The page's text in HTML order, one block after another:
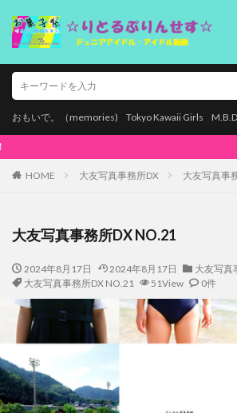
おもいで。（memories) Tokyo Kawaii Girls
HOME 大友写真事務所DX 大友写真事
大友写真事務所DX NO.21
2024年8月17日 2024年8月17日
大友写真
大友写真事務所DX NO.21
51View 0件